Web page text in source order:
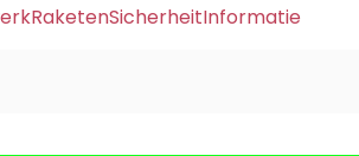
RaketenSicherheitInformatie